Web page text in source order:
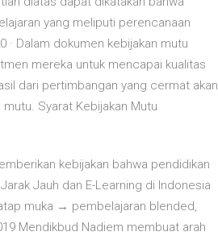
yang meliputi perencanaan
· Dalam dokumen kebijakan mutu
mereka untuk mencapai kualitas
dari pertimbangan yang cermat akan
Syarat Kebijakan Mutu
kebijakan bahwa pendidikan
Jauh dan E-Learning di Indonesia
muka → pembelajaran blended,
Mendikbud Nadiem membuat arah